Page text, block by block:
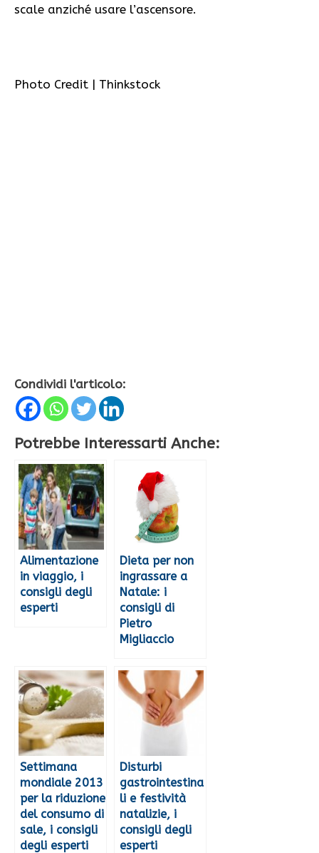
scale anziché usare l’ascensore.
Photo Credit | Thinkstock
Condividi l'articolo:
Potrebbe Interessarti Anche:
Alimentazione
in viaggio, i
consigli degli
esperti
Dieta per non
ingrassare a
Natale: i
consigli di
Pietro
Migliaccio
Settimana
mondiale 2013
per la riduzione
del consumo di
sale, i consigli
degli esperti
Disturbi
gastrointestina
li e festività
natalizie, i
consigli degli
esperti